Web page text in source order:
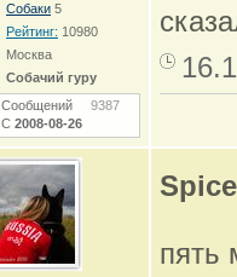
Собаки 5
Рейтинг: 10980
Москва
Собачий гуру
Сообщений 9387
С 2008-08-26
Spice
пять